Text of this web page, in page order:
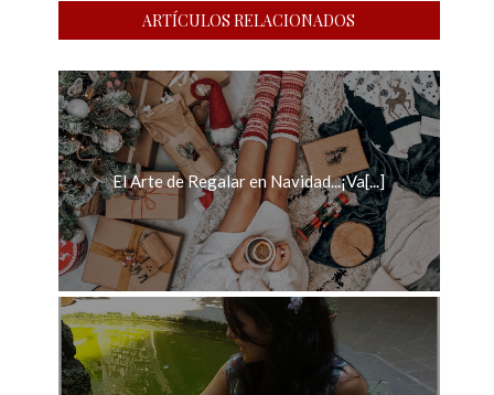
ARTÍCULOS RELACIONADOS
El Arte de Regalar en Navidad...¡Va[...]